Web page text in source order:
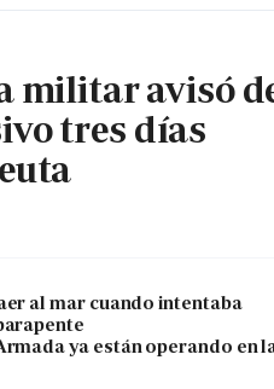
militar avisó
tres días
al mar cuando intentaba
ya están operando en